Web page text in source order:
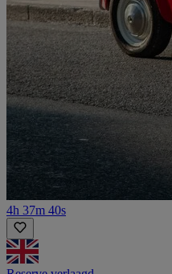
4h 37m 40s